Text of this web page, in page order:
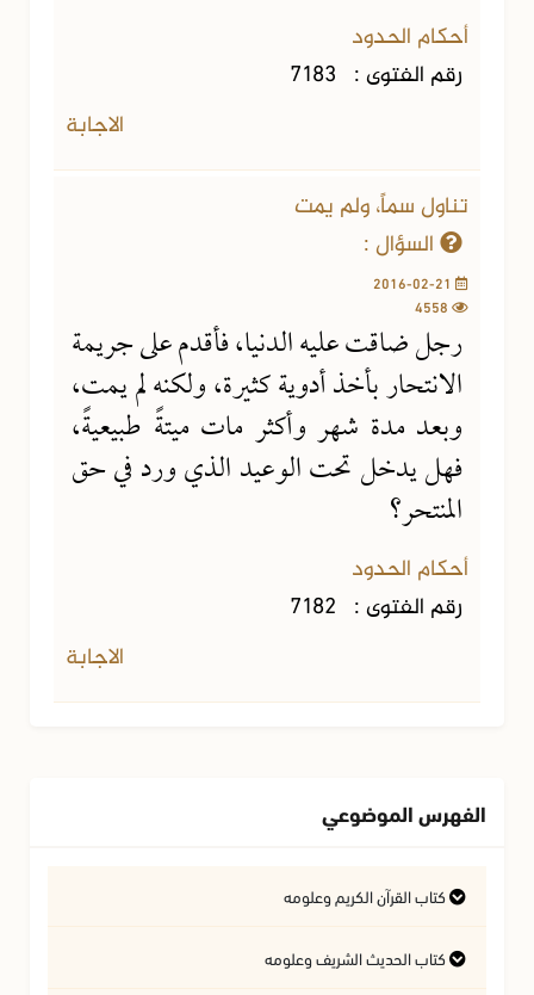
أحكام الحدود
رقم الفتوى : 7183
الاجابة
تناول سماً، ولم يمت
السؤال :
رجل ضاقت عليه الدنيا، فأقدم على جريمة
الانتحار بأخذ أدوية كثيرة، ولكنه لم يمت،
وبعد مدة شهر وأكثر مات ميتةً طبيعيةً،
فهل يدخل تحت الوعيد الذي ورد في حق
المنتحر؟
أحكام الحدود
رقم الفتوى : 7182
الاجابة
الفهرس الموضوعي
كتاب القرآن الكريم وعلومه
التفسير وعلوم القرآن
كتاب الحديث الشريف وعلومه